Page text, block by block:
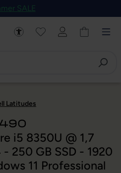
springen
SALE
Latitudes
i5 8350U @ 1,7
- 250 GB SSD - 1920
11 Professional